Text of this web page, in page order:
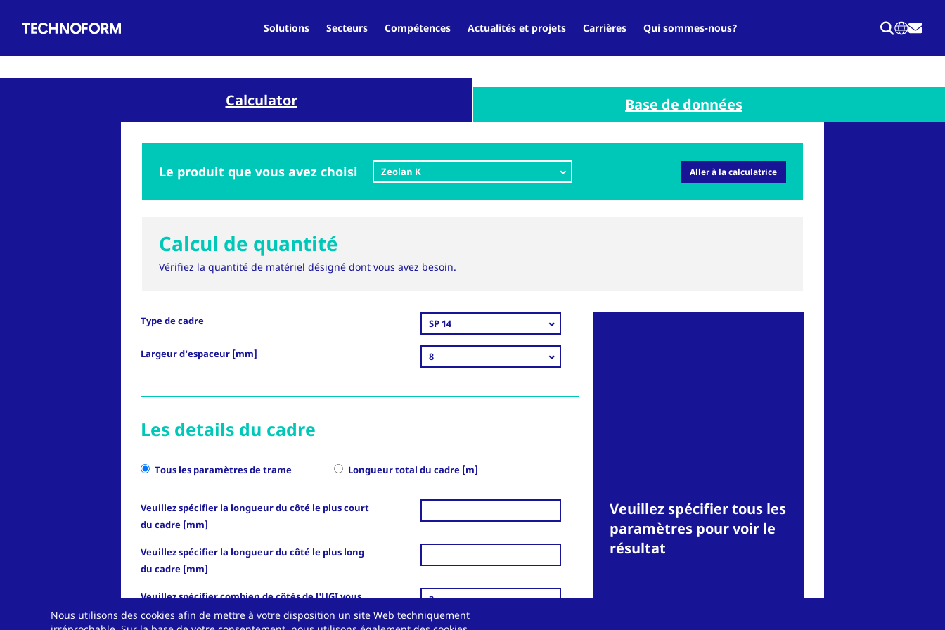
navigation
Solutions Secteurs Compétences Actualités et projets Carrières Qui sommes-nous?
Calculator Base de données
Le produit que vous avez choisi Zeolan K Aller à la calculatrice
Calcul de quantité
Vérifiez la quantité de matériel désigné dont vous avez besoin.
Type de cadre SP 14
Largeur d'espaceur [mm] 8
Les details du cadre
Tous les paramètres de trame Longueur total du cadre [m]
Veuillez spécifier la longueur du côté le plus court
du cadre [mm]
Veuillez spécifier la longueur du côté le plus long
du cadre [mm]
Veuillez spécifier combien de côtés de l'UGI vous
rempliriez avec le deshydratant ?
2
Veuillez spécifier tous les
paramètres pour voir le
résultat
Nous utilisons des cookies afin de mettre à votre disposition un site Web techniquement